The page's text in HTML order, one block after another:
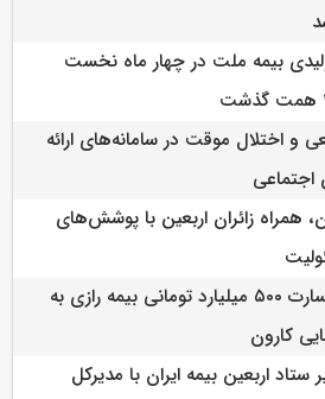
بیمه ملت در چهار ماه نخست
و اختلال موقت در سامانه‌های ارائه
اجتماعی
همراه زائران اربعین با پوشش‌های
پرداخت خسارت ۵۰۰ میلیارد تومانی بیمه رازی به
کارون
اربعین بیمه ایران با مدیرکل